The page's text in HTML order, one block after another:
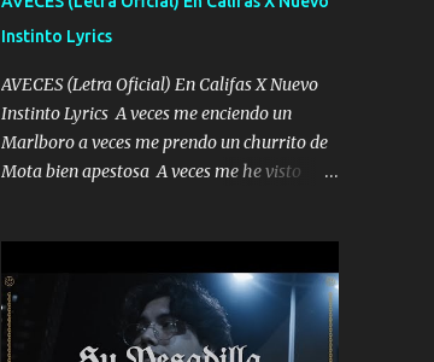
Instinto Lyrics
AVECES (Letra Oficial) En Califas X Nuevo
Instinto Lyrics A veces me enciendo un
Marlboro a veces me prendo un churrito de
Mota bien apestosa A veces me he visto
me mandó yo tengo el control a todos yo les
paro el dedo soy hocicon un malcriado un
malandrón Que Les importa no saben nada